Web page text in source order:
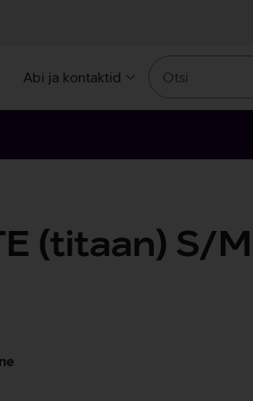
Abi ja kontaktid
(titaan) S/M